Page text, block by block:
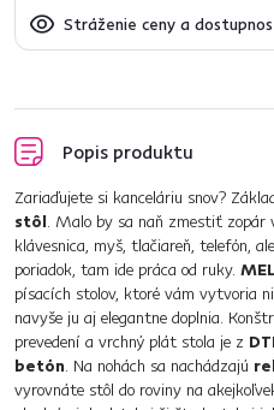
Stráženie ceny a
Popis produktu
Zariaďujete si kanceláriu snov?
stôl. Malo by sa naň zmestiť zopár
klávesnica, myš, tlačiareň, telefón,
poriadok, tam ide práca od ruky.
písacích stolov, ktoré vám vytvoria
navyše ju aj elegantne doplnia.
prevedení a vrchný plát stola je z
betón. Na nohách sa nachádzajú
vyrovnáte stôl do roviny na